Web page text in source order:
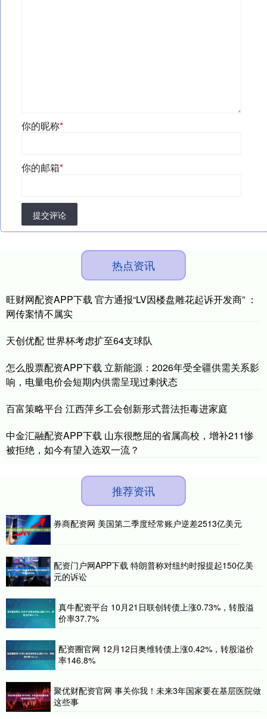
你的昵称*
你的邮箱*
提交评论
热点资讯
旺财网配资APP下载 官方通报“LV因楼盘雕花起诉开发商” ：
网传案情不属实
天创优配 世界杯考虑扩至64支球队
怎么股票配资APP下载 立新能源：2026年受全疆供需关系影
响，电量电价会短期内供需呈现过剩状态
百富策略平台 江西萍乡工会创新形式普法拒毒进家庭
中金汇融配资APP下载 山东很憋屈的省属高校，增补211惨
被拒绝，如今有望入选双一流？
推荐资讯
券商配资网 美国第二季度经常账户逆差2513亿美元
配资门户网APP下载 特朗普称对纽约时报提起150亿美
元的诉讼
真牛配资平台 10月21日联创转债上涨0.73%，转股溢
价率37.7%
配资圈官网 12月12日奥维转债上涨0.42%，转股溢价
率146.8%
聚优财配资官网 事关你我！未来3年国家要在基层医院做
这些事